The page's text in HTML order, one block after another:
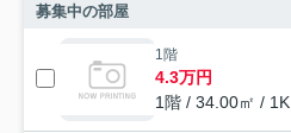
募集中の部屋
1階
4.3万円
1階 / 34.00㎡ / 1K